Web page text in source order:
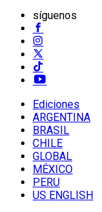
síguenos
Ediciones
ARGENTINA
BRASIL
CHILE
GLOBAL
MÉXICO
PERU
US ENGLISH